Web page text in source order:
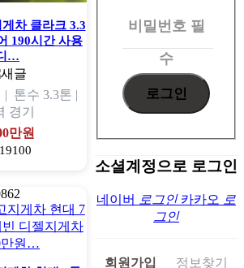
차 클라크 3.3
190시간 사용
…
| 톤수 3.3톤 |
경기
만원
비밀번호 필
수
소셜계정으로 로그인
네이버 로그인 카카오 로
그인
회원가입 정보찾기